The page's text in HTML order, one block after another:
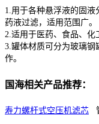
1.用于各种悬浮液的固
药液过滤，适用范围广。
2.适用于医药、食品、化
3.罐体材质可分为玻璃钢
作。
国海相关产品推荐：
寿力螺杆式空压机滤芯